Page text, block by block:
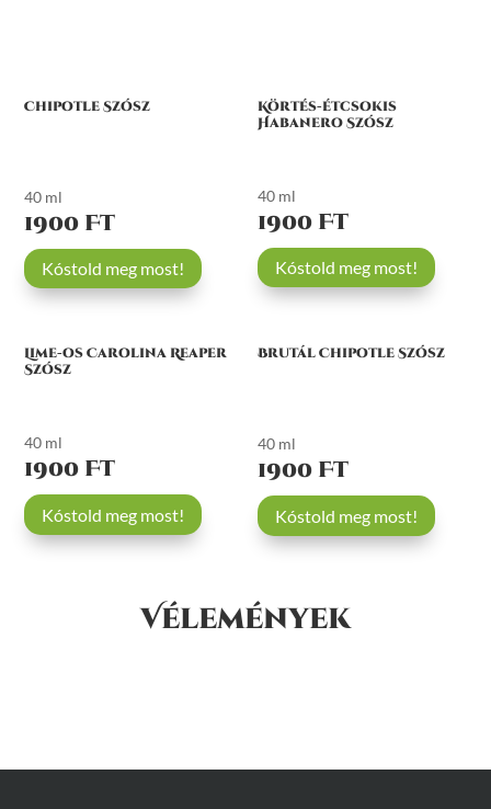
Chipotle Szósz
40 ml
1900 Ft
Kóstold meg most!
Körtés-étcsokis
Habanero Szósz
40 ml
1900 Ft
Kóstold meg most!
Lime-os Carolina Reaper
Szósz
40 ml
1900 Ft
Kóstold meg most!
Brutál Chipotle Szósz
40 ml
1900 Ft
Kóstold meg most!
Vélemények